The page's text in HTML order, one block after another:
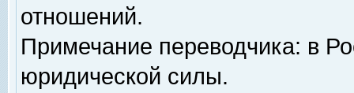
отношений.
Примечание переводчика: в
юридической силы.